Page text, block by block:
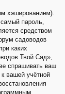
хэшированием).
пароль,
средством
садоводов
каких
Твой Сад»,
спрашивать ваш
вашей учётной